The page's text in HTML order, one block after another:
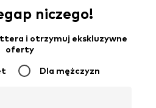
niczego!
i otrzymuj ekskluzywne
oferty
Dla mężczyzn